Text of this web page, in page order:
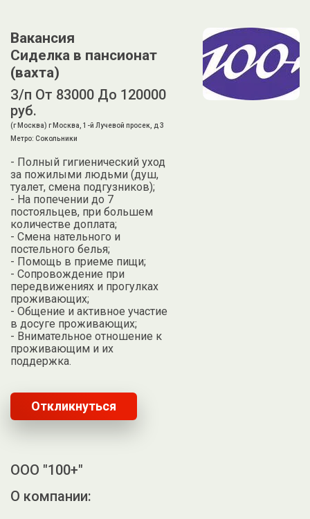
Вакансия
Сиделка в пансионат
(вахта)
З/п От 83000 До 120000
руб.
(г Москва) г Москва, 1-й Лучевой просек, д 3
Метро: Сокольники
- Полный гигиенический уход
за пожилыми людьми (душ,
туалет, смена подгузников);
- На попечении до 7
постояльцев, при большем
количестве доплата;
- Смена нательного и
постельного белья;
- Помощь в приеме пищи;
- Сопровождение при
передвижениях и прогулках
проживающих;
- Общение и активное участие
в досуге проживающих;
- Внимательное отношение к
проживающим и их
поддержка.
Откликнуться
ООО "100+"
О компании: